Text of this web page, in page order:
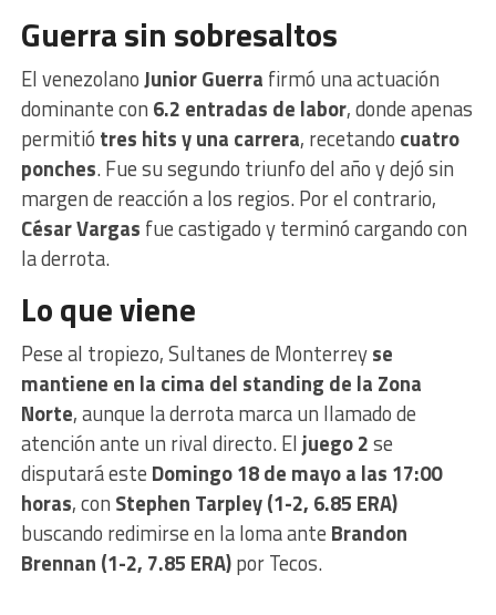
Guerra sin sobresaltos
El venezolanoJunior Guerra firmó una actuación
dominante con 6.2 entradas de labor, donde apenas
permitió tres hits y una carrera, recetando cuatro
ponches. Fue su segundo triunfo del año y dejó sin
margen de reacción a los regios. Por el contrario,
César Vargas fue castigado y terminó cargando con
la derrota.
Lo que viene
Pese al tropiezo, Sultanes de Monterreyse
mantiene en la cima del standing de la Zona
Norte, aunque la derrota marca un llamado de
atención ante un rival directo. Eljuego 2se
disputará este Domingo 18 de mayo a las 17:00
horas, con Stephen Tarpley (1-2, 6.85 ERA)
buscando redimirse en la loma ante Brandon
Brennan (1-2, 7.85 ERA)por Tecos.